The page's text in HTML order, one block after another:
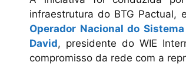
infraestrutura do BTG Pactual, e
Operador Nacional do
David, presidente do WIE
compromisso da rede com a